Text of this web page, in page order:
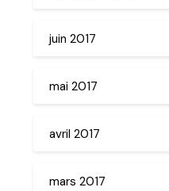
juin 2017
mai 2017
avril 2017
mars 2017